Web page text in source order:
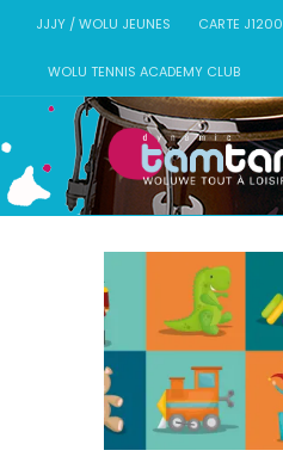
JJJY / WOLU JEUNES CARTE J1200
WOLU TENNIS ACADEMY CLUB